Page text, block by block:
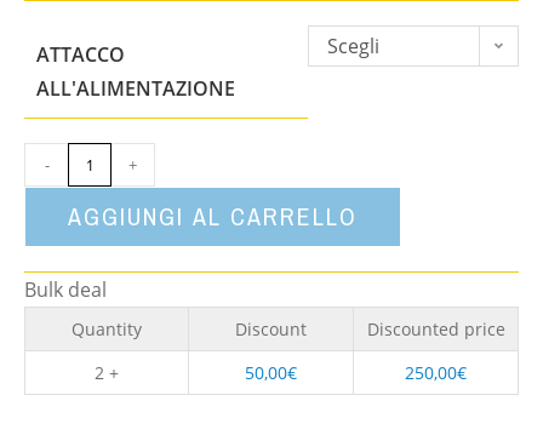
ATTACCO
ALL'ALIMENTAZIONE
Scegli
- +
AGGIUNGI AL CARRELLO
Bulk deal
Quantity Discount
Discounted price
2 +
50,00€ 250,00€